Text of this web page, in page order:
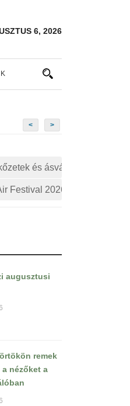
6, 2026
< >
és ásványok izgalmas
Festival 2026:
augusztusi
remek
nézőket a